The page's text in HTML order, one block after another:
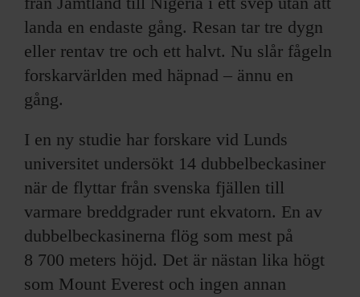
landa en endaste gång. Resan tar tre dygn
eller rentav tre och ett halvt. Nu slår fågeln
forskarvärlden med häpnad – ännu en
gång.
I en ny studie har forskare vid Lunds
universitet undersökt 14 dubbelbeckasiner
när de flyttar från svenska fjällen till
varmare breddgrader runt ekvatorn. En av
dubbelbeckasinerna flög som mest på
8 700 meters höjd. Det är nästan lika högt
som Mount Everest och ingen annan